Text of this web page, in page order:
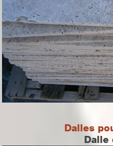
Dalles
Dalle